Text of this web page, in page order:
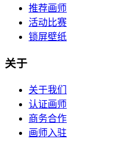
推荐画师
活动比赛
锁屏壁纸
关于
关于我们
认证画师
商务合作
画师入驻